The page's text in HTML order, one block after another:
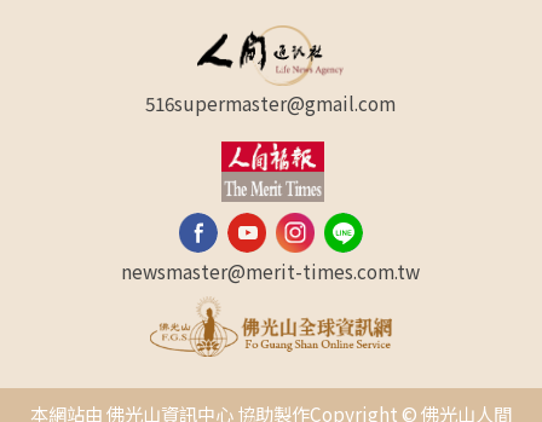
516supermaster@gmail.com
newsmaster@merit-times.com.tw
本網站由 佛光山資訊中心 協助製作Copyright © 佛光山人間